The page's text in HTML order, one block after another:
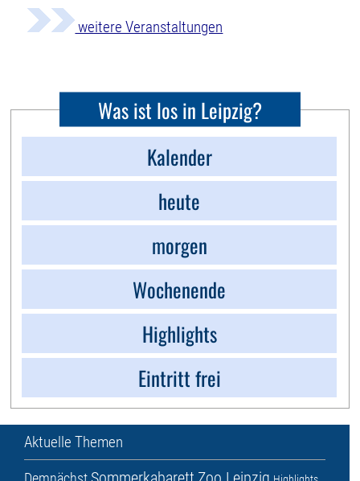
weitere Veranstaltungen
Was ist los in Leipzig?
Kalender
heute
morgen
Wochenende
Highlights
Eintritt frei
Aktuelle Themen